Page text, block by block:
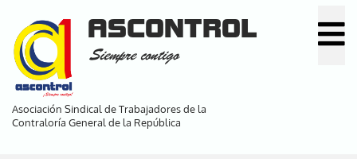
contenido
principal
ASCONTROL
Siempre contigo
Asociación Sindical de Trabajadores de la
Contraloría General de la República